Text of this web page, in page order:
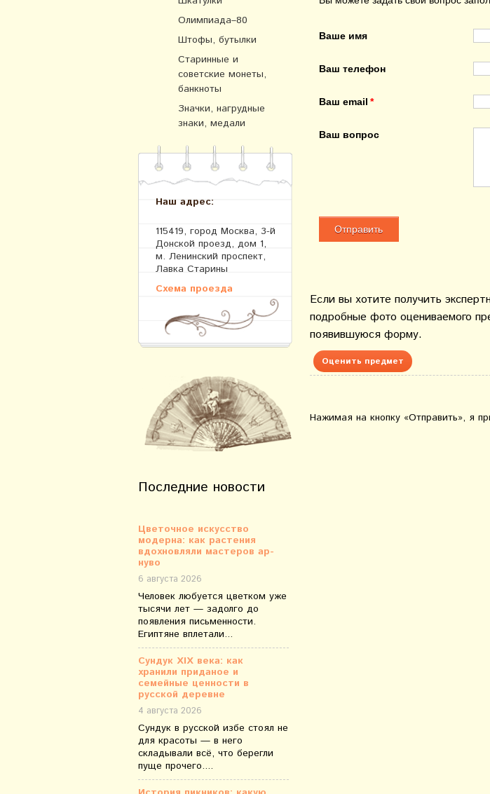
Олимпиада–80
Штофы, бутылки
Старинные и
советские монеты,
банкноты
Значки, нагрудные
знаки, медали
Наш адрес:
115419, город Москва, 3-й
Донской проезд, дом 1,
м. Ленинский проспект,
Лавка Старины
Схема проезда
Последние новости
Цветочное искусство
модерна: как растения
вдохновляли мастеров ар-
нуво
6 августа 2026
Человек любуется цветком уже
тысячи лет — задолго до
появления письменности.
Египтяне вплетали...
Сундук XIX века: как
хранили приданое и
семейные ценности в
русской деревне
4 августа 2026
Сундук в русской избе стоял не
для красоты — в него
складывали всё, что берегли
пуще прочего....
Ваше имя
Ваш телефон
Ваш email
Ваш вопрос
Если вы хотите получить
подробные фото оцениваемого
появившуюся форму.
Оценить предмет
Нажимая на кнопку «Отправить», я